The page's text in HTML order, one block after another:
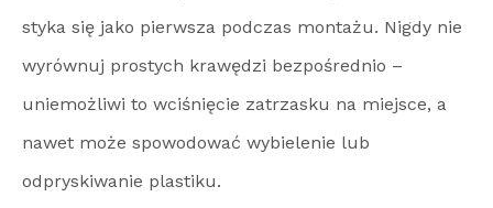
styka się jako pierwsza podczas montażu. Nigdy nie
wyrównuj prostych krawędzi bezpośrednio –
uniemożliwi to wciśnięcie zatrzasku na miejsce, a
nawet może spowodować wybielenie lub
odpryskiwanie plastiku.